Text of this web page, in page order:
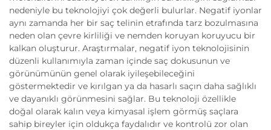
nedeniyle bu teknolojiyi çok değerli bulurlar. Negatif iyonlar
aynı zamanda her bir saç telinin etrafında tarz bozulmasına
neden olan çevre kirliliği ve nemden koruyan koruyucu bir
kalkan oluşturur. Araştırmalar, negatif iyon teknolojisinin
düzenli kullanımıyla zaman içinde saç dokusunun ve
görünümünün genel olarak iyileşebileceğini
göstermektedir ve kırılgan ya da hasarlı saçın daha sağlıklı
ve dayanıklı görünmesini sağlar. Bu teknoloji özellikle
doğal olarak kalın veya kimyasal işlem görmüş saçlara
sahip bireyler için oldukça faydalıdır ve kontrolü zor olan